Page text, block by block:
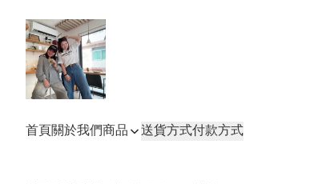
首頁關於我們商品 送貨方式付款方式